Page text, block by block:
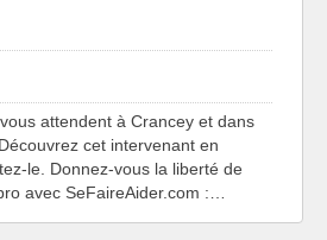
attendent à Crancey et dans
cet intervenant en
le. Donnez-vous la liberté de
avec SeFaireAider.com :…